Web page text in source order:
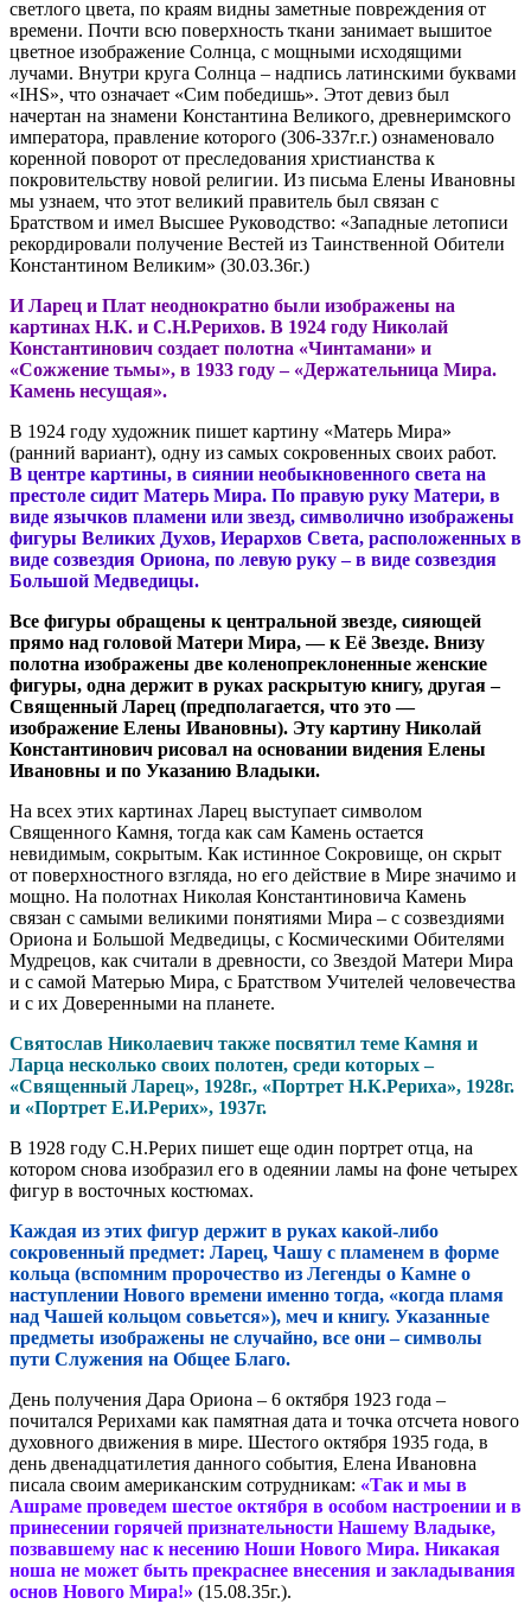
светлого цвета, по краям видны заметные повреждения от
времени. Почти всю поверхность ткани занимает вышитое
цветное изображение Солнца, с мощными исходящими
лучами. Внутри круга Солнца – надпись латинскими буквами
«IHS», что означает «Сим победишь». Этот девиз был
начертан на знамени Константина Великого, древнеримского
императора, правление которого (306-337г.г.) ознаменовало
коренной поворот от преследования христианства к
покровительству новой религии. Из письма Елены Ивановны
мы узнаем, что этот великий правитель был связан с
Братством и имел Высшее Руководство: «Западные летописи
рекордировали получение Вестей из Таинственной Обители
Константином Великим» (30.03.36г.)
И Ларец и Плат неоднократно были изображены на
картинах Н.К. и С.Н.Рерихов. В 1924 году Николай
Константинович создает полотна «Чинтамани» и
«Сожжение тьмы», в 1933 году – «Держательница Мира.
Камень несущая».
В 1924 году художник пишет картину «Матерь Мира»
(ранний вариант), одну из самых сокровенных своих работ.
В центре картины, в сиянии необыкновенного света на
престоле сидит Матерь Мира. По правую руку Матери, в
виде язычков пламени или звезд, символично изображены
фигуры Великих Духов, Иерархов Света, расположенных в
виде созвездия Ориона, по левую руку – в виде созвездия
Большой Медведицы.
Все фигуры обращены к центральной звезде, сияющей
прямо над головой Матери Мира, — к Её Звезде. Внизу
полотна изображены две коленопреклоненные женские
фигуры, одна держит в руках раскрытую книгу, другая –
Священный Ларец (предполагается, что это —
изображение Елены Ивановны). Эту картину Николай
Константинович рисовал на основании видения Елены
Ивановны и по Указанию Владыки.
На всех этих картинах Ларец выступает символом
Священного Камня, тогда как сам Камень остается
невидимым, сокрытым. Как истинное Сокровище, он скрыт
от поверхностного взгляда, но его действие в Мире значимо и
мощно. На полотнах Николая Константиновича Камень
связан с самыми великими понятиями Мира – с созвездиями
Ориона и Большой Медведицы, с Космическими Обителями
Мудрецов, как считали в древности, со Звездой Матери Мира
и с самой Матерью Мира, с Братством Учителей человечества
и с их Доверенными на планете.
Святослав Николаевич также посвятил теме Камня и
Ларца несколько своих полотен, среди которых –
«Священный Ларец», 1928г., «Портрет Н.К.Рериха», 1928г.
и «Портрет Е.И.Рерих», 1937г.
В 1928 году С.Н.Рерих пишет еще один портрет отца, на
котором снова изобразил его в одеянии ламы на фоне четырех
фигур в восточных костюмах.
Каждая из этих фигур держит в руках какой-либо
сокровенный предмет: Ларец, Чашу с пламенем в форме
кольца (вспомним пророчество из Легенды о Камне о
наступлении Нового времени именно тогда, «когда пламя
над Чашей кольцом совьется»), меч и книгу. Указанные
предметы изображены не случайно, все они – символы
пути Служения на Общее Благо.
День получения Дара Ориона – 6 октября 1923 года –
почитался Рерихами как памятная дата и точка отсчета нового
духовного движения в мире. Шестого октября 1935 года, в
день двенадцатилетия данного события, Елена Ивановна
писала своим американским сотрудникам: «Так и мы в
Ашраме проведем шестое октября в особом настроении и в
принесении горячей признательности Нашему Владыке,
позвавшему нас к несению Ноши Нового Мира. Никакая
ноша не может быть прекраснее внесения и закладывания
основ Нового Мира!» (15.08.35г.).